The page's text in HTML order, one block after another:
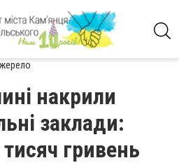
накрили
заклади:
гривень